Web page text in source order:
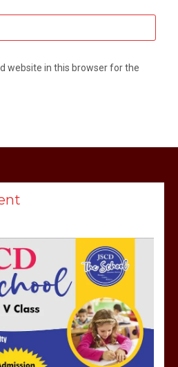
website in this browser for the
को दी आमरण अनशन की चेतावनी
8, 2025
शमशान घाट में चिता से अस्थि
खाते कुत्ते का वीडियो इंटरनेट पर जमकर
वायरल
6, 2025